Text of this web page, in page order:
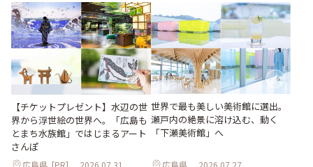
【チケットプレゼント】水辺の世
界から浮世絵の世界へ。「広島も
とまち水族館」ではじまるアート
さんぽ
広島県 [PR] 2026.07.31
世界で最も美しい美術館に選出。
瀬戸内の絶景に溶け込む、動く
「下瀬美術館」へ
広島県 2026.07.27